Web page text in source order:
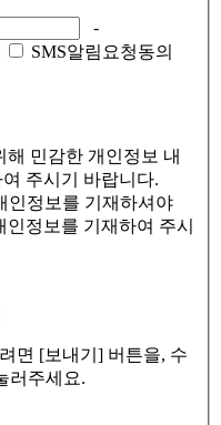
-
SMS알림요청동의
민감한 개인정보 내
주시기 바랍니다.
인정보를 기재하셔야
정보를 기재하여 주시
면 [보내기] 버튼을, 수
러주세요.